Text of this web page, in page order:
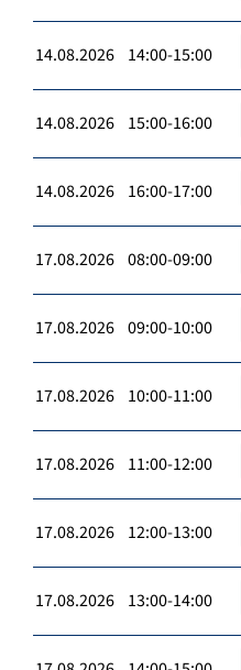
14.08.2026 14:00-15:00
14.08.2026 15:00-16:00
14.08.2026 16:00-17:00
17.08.2026 08:00-09:00
17.08.2026 09:00-10:00
17.08.2026 10:00-11:00
17.08.2026 11:00-12:00
17.08.2026 12:00-13:00
17.08.2026 13:00-14:00